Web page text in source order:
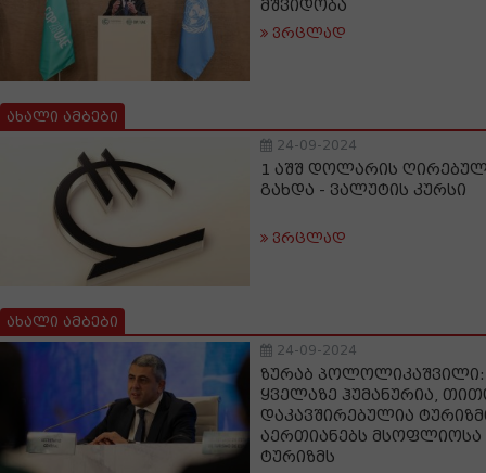
მშვიდობა
ვრცლად
ახალი ამბები
24-09-2024
1 აშშ დოლარის
გახდა - ვალუტის კურსი
ვრცლად
ახალი ამბები
24-09-2024
ზურაბ პოლოლიკაშვილი:
ყველაზე ჰუმანურია,
დაკავშირებულია
აერთიანებს
ტურიზმს